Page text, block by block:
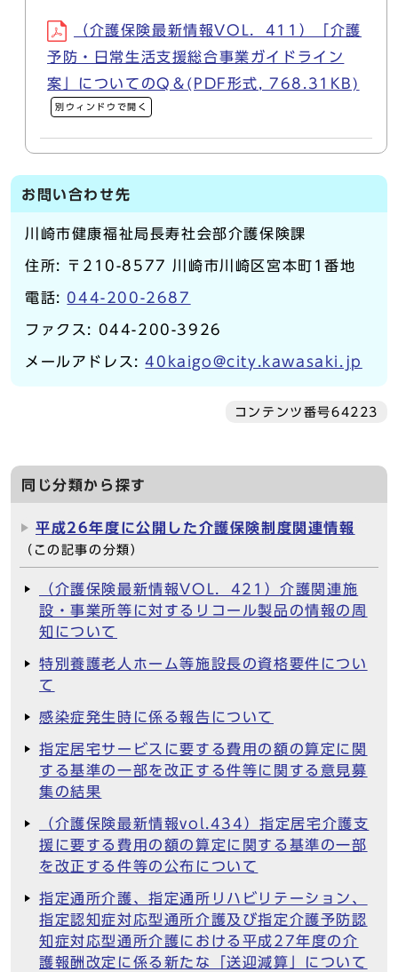
（介護保険最新情報VOL．411）「介護
予防・日常生活支援総合事業ガイドライン
案」についてのQ＆(PDF形式, 768.31KB)
別ウィンドウで開く
お問い合わせ先
川崎市健康福祉局長寿社会部介護保険課
住所: 〒210-8577 川崎市川崎区宮本町1番地
電話: 044-200-2687
ファクス: 044-200-3926
メールアドレス:40kaigo@city.kawasaki.jp
コンテンツ番号64223
同じ分類から探す
平成26年度に公開した介護保険制度関連情報
（この記事の分類）
（介護保険最新情報VOL．421）介護関連施
設・事業所等に対するリコール製品の情報の周
知について
特別養護老人ホーム等施設長の資格要件につい
て
感染症発生時に係る報告について
指定居宅サービスに要する費用の額の算定に関
する基準の一部を改正する件等に関する意見募
集の結果
（介護保険最新情報vol.434）指定居宅介護支
援に要する費用の額の算定に関する基準の一部
を改正する件等の公布について
指定通所介護、指定通所リハビリテーション、
指定認知症対応型通所介護及び指定介護予防認
知症対応型通所介護における平成27年度の介
護報酬改定に係る新たな「送迎減算」について